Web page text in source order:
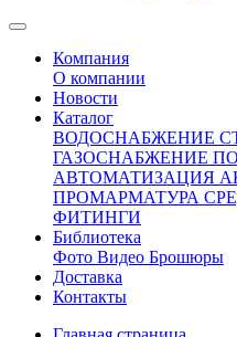
Компания
О компании
Новости
Каталог
ВОДОСНАБЖЕНИЕ
ГАЗОСНАБЖЕНИЕ
АВТОМАТИЗАЦИЯ
ПРОМАРМАТУРА
ФИТИНГИ
Библиотека
Фото Видео Брошюры
Доставка
Контакты